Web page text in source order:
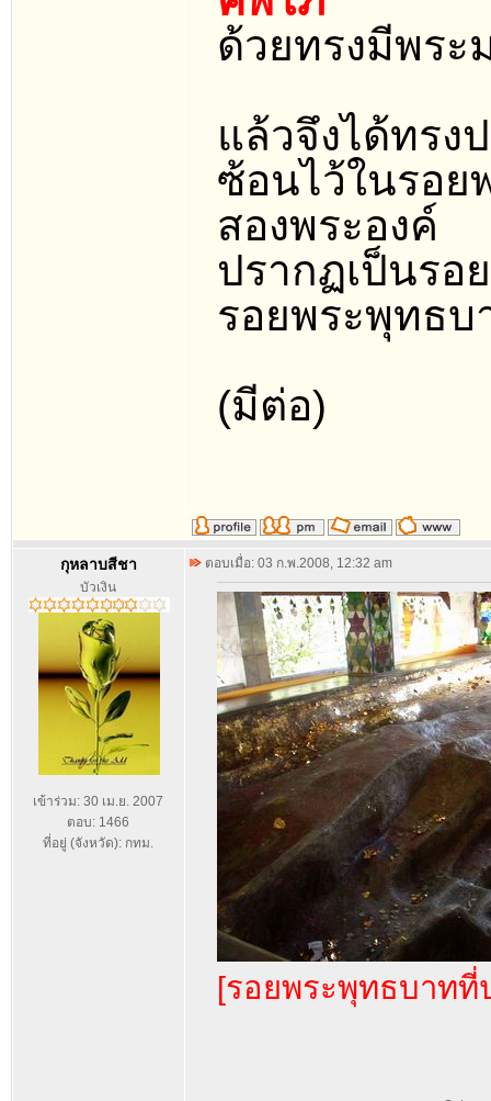
ด้วยทรงมีพร
แล้วจึงได้ทรง
ซ้อนไว้ในรอย
สองพระองค์
ปรากฏเป็นรอ
รอยพระพุทธบ
(มีต่อ)
กุหลาบสีชา
บัวเงิน
เข้าร่วม: 30 เม.ย. 2007
ตอบ: 1466
ที่อยู่ (จังหวัด): กทม.
ตอบเมื่อ: 03 ก.พ.2008, 12:32 am
[รอยพระพุทธบาทที่